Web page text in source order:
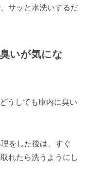
サッと水洗いするだ
いが気にな
うしても庫内に臭い
をした後は、すぐ
れたら洗うようにし